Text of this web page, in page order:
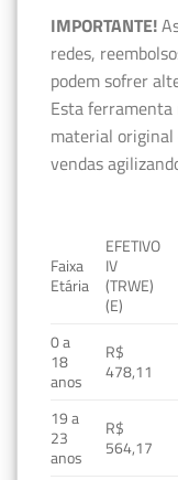
IMPORTANTE!
redes,
podem sofrer
Esta
material original
vendas
Faixa
Etária
EFETIVO
IV
(TRWE)
(E)
0 a
18
anos
R$
478,11
19 a
23
anos
R$
564,17